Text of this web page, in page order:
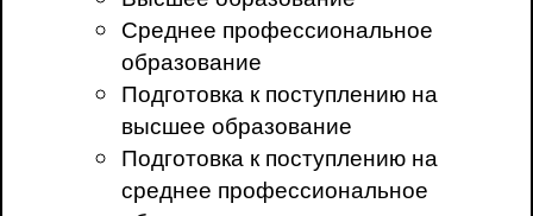
Среднее профессиональное
образование
Подготовка к поступлению на
высшее образование
Подготовка к поступлению на
среднее профессиональное